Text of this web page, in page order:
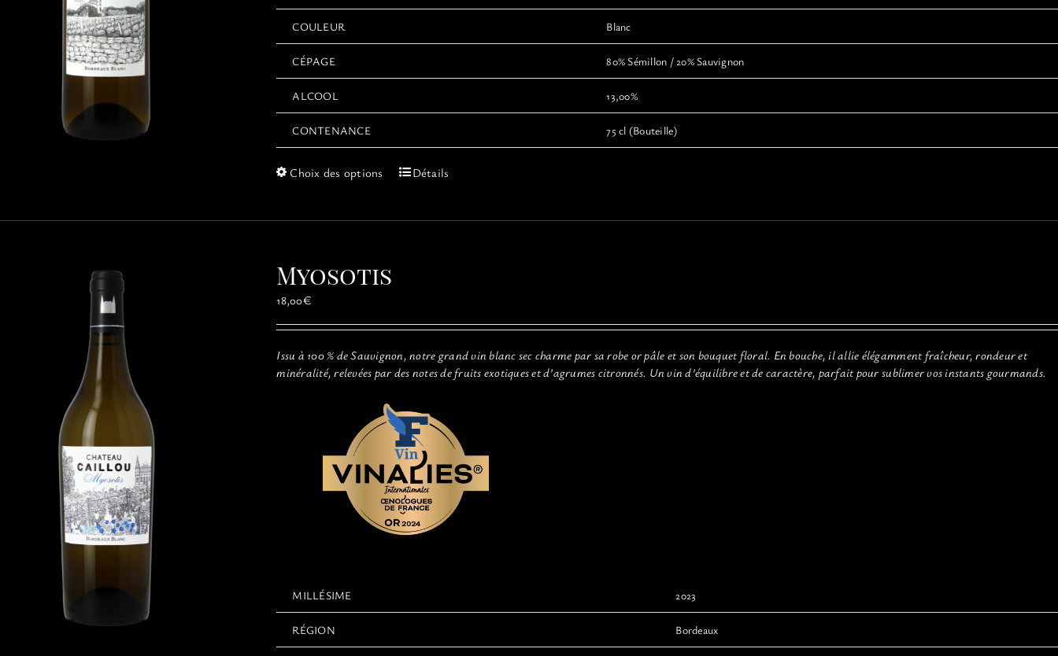
COULEUR Blanc
CÉPAGE 80% Sémillon / 20% Sauvignon
ALCOOL 13,00%
CONTENANCE 75 cl (Bouteille)
Choix des options
Ce
plusieurs
choisies
la
page
produit
Détails
Myosotis
18,00€
Issu à 100 % de Sauvignon, notre grand vin blanc sec charme par sa robe or pâle et son bouquet floral. En bouche, il allie élégamment fraîcheur, rondeur et
minéralité, relevées par des notes de fruits exotiques et d’agrumes citronnés. Un vin d’équilibre et de caractère, parfait pour sublimer vos instants gourmands.
MILLÉSIME 2023
RÉGION Bordeaux